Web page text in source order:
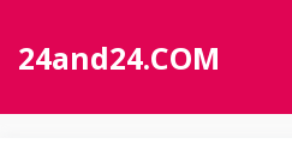
đến
nội24and24.COM